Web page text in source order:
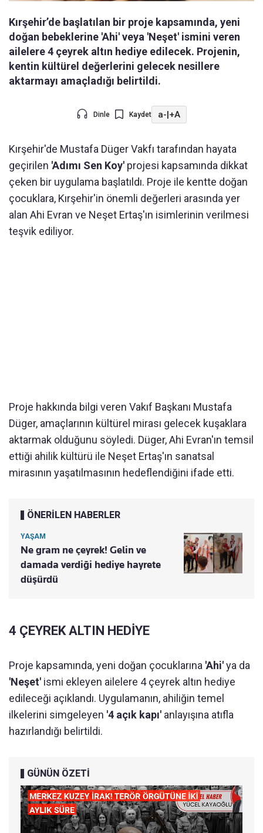
Kırşehir’de başlatılan bir proje kapsamında, yeni
doğan bebeklerine 'Ahi' veya 'Neşet' ismini veren
ailelere 4 çeyrek altın hediye edilecek. Projenin,
kentin kültürel değerlerini gelecek nesillere
aktarmayı amaçladığı belirtildi.
Dinle Kaydet a-|+A
Kırşehir'de Mustafa Düger Vakfı tarafından hayata
geçirilen 'Adımı Sen Koy' projesi kapsamında dikkat
çeken bir uygulama başlatıldı. Proje ile kentte doğan
çocuklara, Kırşehir'in önemli değerleri arasında yer
alan Ahi Evran ve Neşet Ertaş'ın isimlerinin verilmesi
teşvik ediliyor.
Proje hakkında bilgi veren Vakıf Başkanı Mustafa
Düger, amaçlarının kültürel mirası gelecek kuşaklara
aktarmak olduğunu söyledi. Düger, Ahi Evran'ın temsil
ettiği ahilik kültürü ile Neşet Ertaş'ın sanatsal
mirasının yaşatılmasının hedeflendiğini ifade etti.
ÖNERİLEN HABERLER
YAŞAM
Ne gram ne çeyrek! Gelin ve
damada verdiği hediye hayrete
düşürdü
4 ÇEYREK ALTIN HEDİYE
Proje kapsamında, yeni doğan çocuklarına 'Ahi'ya da
'Neşet' ismi ekleyen ailelere 4 çeyrek altın hediye
edileceği açıklandı. Uygulamanın, ahiliğin temel
ilkelerini simgeleyen '4 açık kapı' anlayışına atıfla
hazırlandığı belirtildi.
GÜNÜN ÖZETİ